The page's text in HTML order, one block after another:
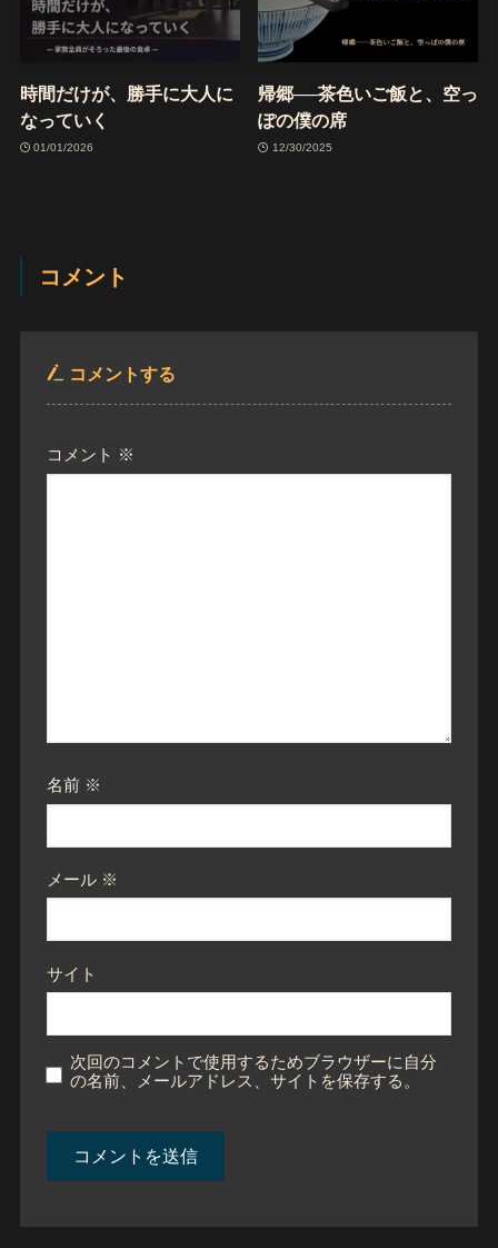
時間だけが、勝手に大人に
なっていく
01/01/2026
帰郷──茶色いご飯と、空っ
ぽの僕の席
12/30/2025
コメント
コメントする
コメント ※
名前 ※
メール ※
サイト
次回のコメントで使用するためブラウザーに自分
の名前、メールアドレス、サイトを保存する。